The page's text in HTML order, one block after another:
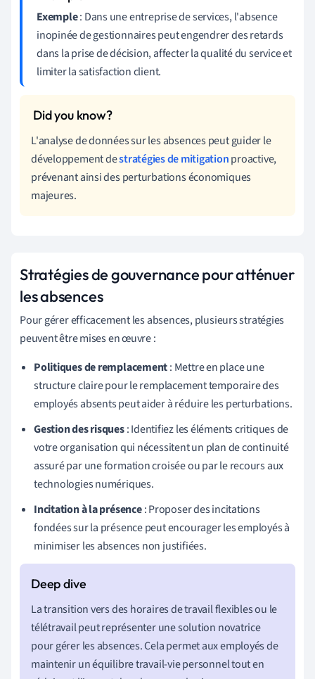
Exemple: Dans une entreprise de services, l'absence
inopinée de gestionnaires peut engendrer des retards
dans la prise de décision, affecter la qualité du service et
limiter la satisfaction client.
L'analyse de données sur les absences peut guider le
développement destratégies de mitigationproactive,
prévenant ainsi des perturbations économiques
majeures.
Stratégies de gouvernance pour atténuer
les absences
Pour gérer efficacement les absences, plusieurs stratégies
peuvent être mises en œuvre :
Politiques de remplacement: Mettre en place une
structure claire pour le remplacement temporaire des
employés absents peut aider à réduire les perturbations.
Gestion des risques: Identifiez les éléments critiques de
votre organisation qui nécessitent un plan de continuité
assuré par une formation croisée ou par le recours aux
technologies numériques.
Incitation à la présence: Proposer des incitations
fondées sur la présence peut encourager les employés à
minimiser les absences non justifiées.
La transition vers des horaires de travail flexibles ou le
télétravail peut représenter une solution novatrice
pour gérer les absences. Cela permet aux employés de
maintenir un équilibre travail-vie personnel tout en